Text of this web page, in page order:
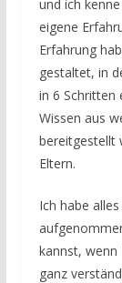
und ich
eigene
Erfahrung
gestaltet, in
in 6 Schritten
Wissen aus
bereitgestellt
Eltern.
Ich habe
kannst,
ganz